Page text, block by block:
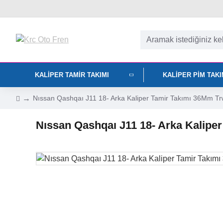
KALIPER TAMIR TAKIMI KALIPER PIM
Nıssan Qashqaı J11 18- Arka Kaliper Tamir Takımı 36Mm
Nıssan Qashqaı J11 18- Arka